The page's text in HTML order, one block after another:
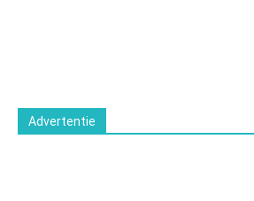
Advertentie